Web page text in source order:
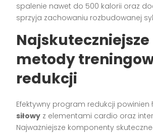
spalenie nawet do 500 kalorii oraz
sprzyja zachowaniu rozbudowanej
Najskuteczniejsze
metody
redukcji
Efektywny program redukcji powinien
siłowy z elementami cardio oraz
Najważniejsze komponenty